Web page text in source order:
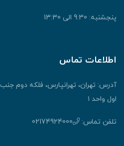
پنجشنبه: 9:30 الی 13:30
اطلاعات تماس
اول واحد ۱
تلفن تماس: 02174924000